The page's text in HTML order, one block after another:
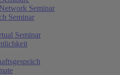
Seminar
Seminar
Seminar